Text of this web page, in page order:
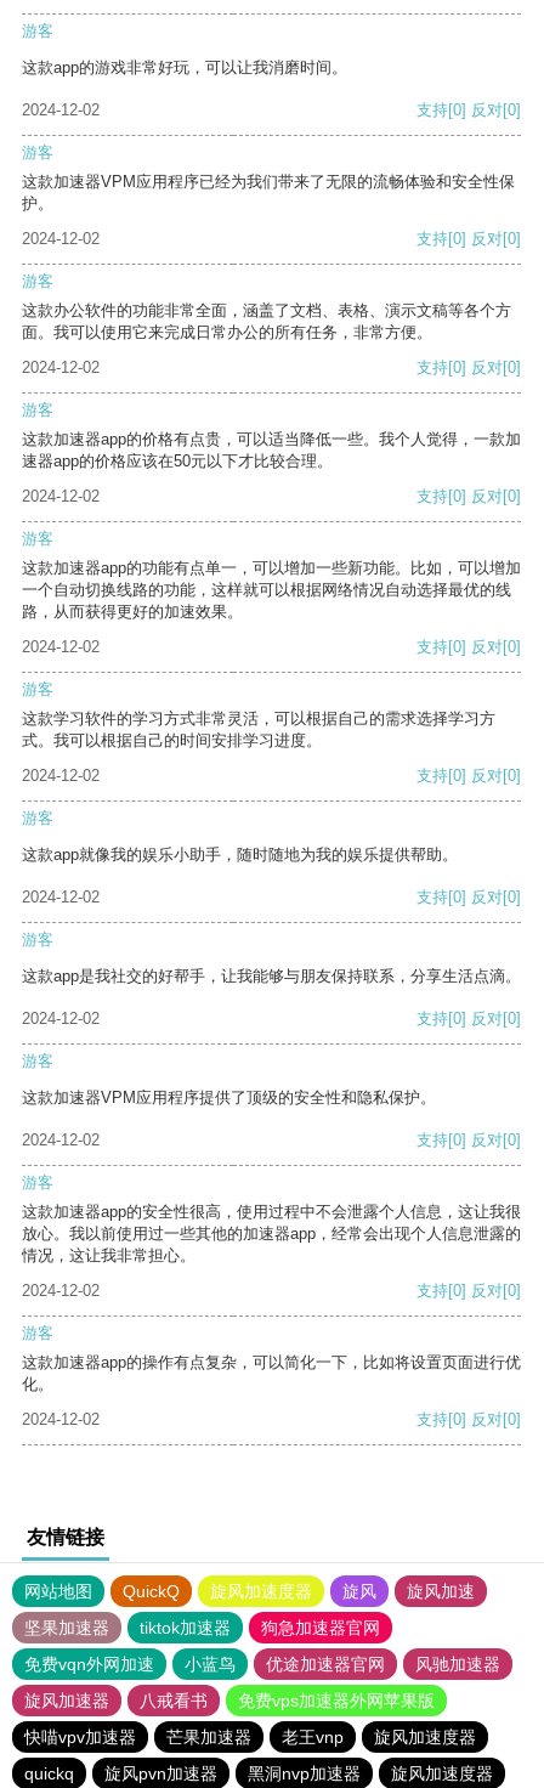
游客
这款app的游戏非常好玩，可以让我消磨时间。
2024-12-02 支持[0] 反对[0]
游客
这款加速器VPM应用程序已经为我们带来了无限的流畅体验和安全性保
护。
2024-12-02
支持[0] 反对[0]
游客
这款办公软件的功能非常全面，涵盖了文档、表格、演示文稿等各个方
面。我可以使用它来完成日常办公的所有任务，非常方便。
2024-12-02
支持[0] 反对[0]
游客
这款加速器app的价格有点贵，可以适当降低一些。我个人觉得，一款加
速器app的价格应该在50元以下才比较合理。
2024-12-02
支持[0] 反对[0]
游客
这款加速器app的功能有点单一，可以增加一些新功能。比如，可以增加
一个自动切换线路的功能，这样就可以根据网络情况自动选择最优的线
路，从而获得更好的加速效果。
2024-12-02
支持[0] 反对[0]
游客
这款学习软件的学习方式非常灵活，可以根据自己的需求选择学习方
式。我可以根据自己的时间安排学习进度。
2024-12-02
支持[0] 反对[0]
游客
这款app就像我的娱乐小助手，随时随地为我的娱乐提供帮助。
2024-12-02 支持[0] 反对[0]
游客
这款app是我社交的好帮手，让我能够与朋友保持联系，分享生活点滴。
2024-12-02 支持[0] 反对[0]
游客
这款加速器VPM应用程序提供了顶级的安全性和隐私保护。
2024-12-02 支持[0] 反对[0]
游客
这款加速器app的安全性很高，使用过程中不会泄露个人信息，这让我很
放心。我以前使用过一些其他的加速器app，经常会出现个人信息泄露的
情况，这让我非常担心。
2024-12-02
支持[0] 反对[0]
游客
这款加速器app的操作有点复杂，可以简化一下，比如将设置页面进行优
化。
2024-12-02
支持[0] 反对[0]
友情链接
网站地图 QuickQ 旋风加速度器 旋风
旋风加速
坚果加速器
tiktok加速器
狗急加速器官网
免费vqn外网加速
小蓝鸟 优途加速器官网
风驰加速器
旋风加速器
八戒看书
免费vps加速器外网苹果版
快喵vpv加速器
芒果加速器 老王vnp
旋风加速度器
quickq
旋风pvn加速器 黑洞nvp加速器 旋风加速度器